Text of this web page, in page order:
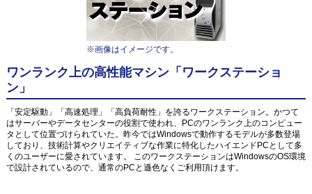
※画像はイメージです。
ワンランク上の高性能マシン「ワークステーショ
ン」
「安定駆動」「高速処理」「高負荷耐性」を誇るワークステーション。かつて
はサーバーやデータセンターの役割で使われ、PCのワンランク上のコンピュー
タとして位置づけられていた。昨今ではWindowsで動作するモデルが多数登場
しており、技術計算やクリエイティブな作業に特化したハイエンドPCとして多
くのユーザーに愛されています。 このワークステーションはWindowsのOS環境
で設計されているので、通常のPCと遜色なくご利用頂けます。